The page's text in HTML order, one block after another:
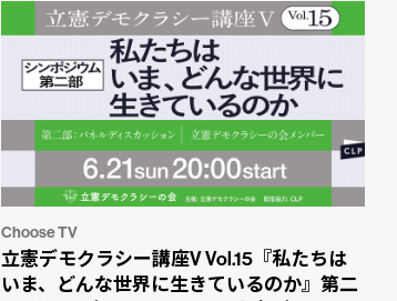
Choose TV
立憲デモクラシー講座V Vol.15『私たちは
いま、どんな世界に生きているのか』第二